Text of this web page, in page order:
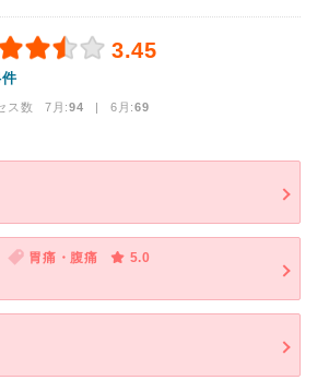
3.45
ス数 7月:94 | 6月:69
胃痛・腹痛
5.0